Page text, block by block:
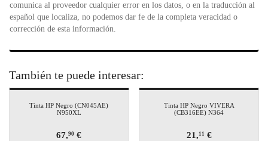
comunica al proveedor cualquier error en los datos, o en la traducción al
español que localiza, no podemos dar fe de la completa veracidad o
corrección de esta información.
También te puede interesar:
Tinta HP Negro (CN045AE)
N950XL
67,90 €
Tinta HP Negro VIVERA
(CB316EE) N364
21,11 €